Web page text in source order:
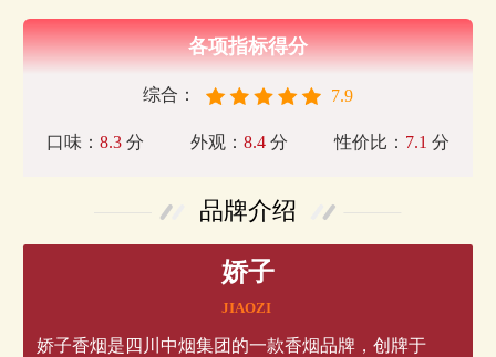
各项指标得分
综合： 7.9
口味： 8.3分 外观： 8.4 分 性价比： 7.1 分
品牌介绍
娇子
JIAOZI
娇子香烟是四川中烟集团的一款香烟品牌，创牌于